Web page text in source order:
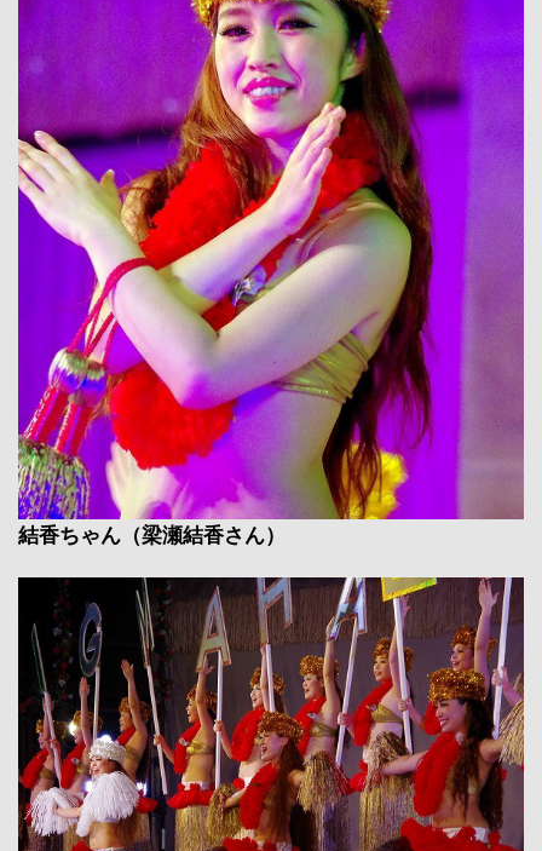
結香ちゃん（梁瀬結香さん）